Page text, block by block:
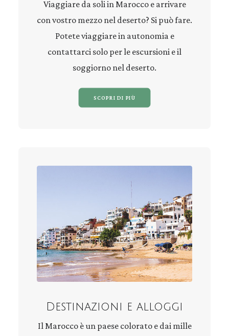
Destinazioni e alloggi
Il Marocco è un paese colorato e dai mille
Viaggiare da soli in Marocco e arrivare
con vostro mezzo nel deserto? Si può fare.
Potete viaggiare in autonomia e
contattarci solo per le escursioni e il
soggiorno nel deserto.
SCOPRI DI PIÙ